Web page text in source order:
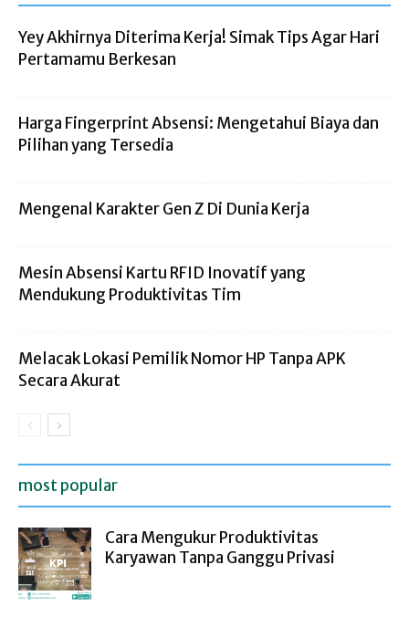
Yey Akhirnya Diterima Kerja! Simak Tips Agar Hari
Pertamamu Berkesan
Harga Fingerprint Absensi: Mengetahui Biaya dan
Pilihan yang Tersedia
Mengenal Karakter Gen Z Di Dunia Kerja
Mesin Absensi Kartu RFID Inovatif yang
Mendukung Produktivitas Tim
Melacak Lokasi Pemilik Nomor HP Tanpa APK
Secara Akurat
most popular
Cara Mengukur Produktivitas
Karyawan Tanpa Ganggu Privasi